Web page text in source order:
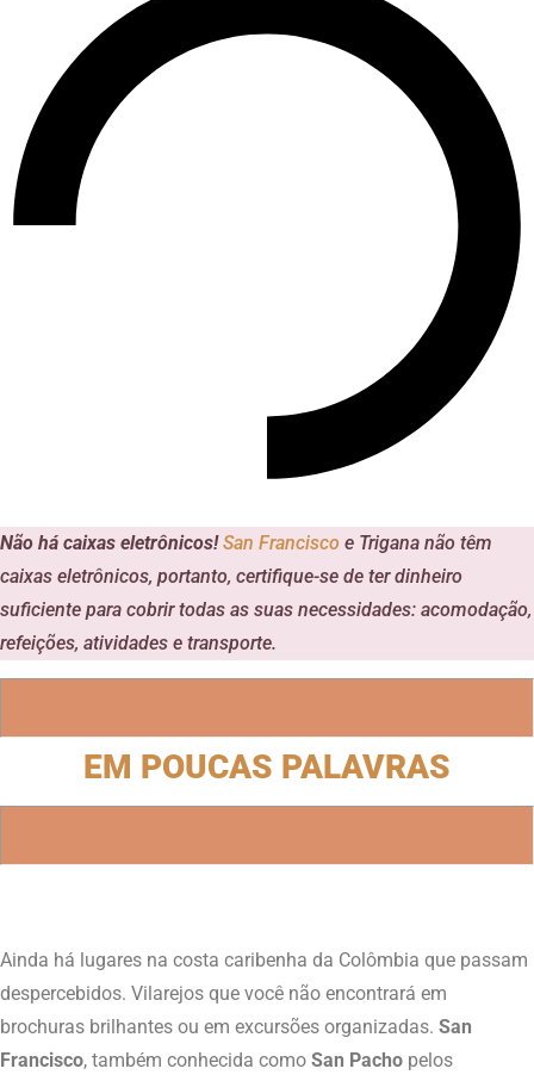
Não há caixas eletrônicos!San Francisco e Trigana não têm
caixas eletrônicos, portanto, certifique-se de ter dinheiro
suficiente para cobrir todas as suas necessidades: acomodação,
refeições, atividades e transporte.
EM POUCAS PALAVRAS
Ainda há lugares na costa caribenha da Colômbia que passam
despercebidos. Vilarejos que você não encontrará em
brochuras brilhantes ou em excursões organizadas. San
Francisco, também conhecida como San Pacho pelos